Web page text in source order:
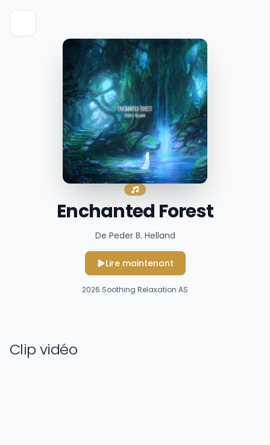
Enchanted Forest
De Peder B. Helland
Lire maintenant
2026 Soothing Relaxation AS
Clip vidéo